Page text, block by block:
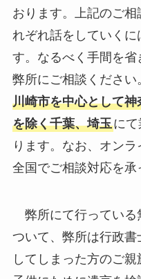
おります。上記のご
れぞれ話をしていくに
す。なるべく手間を
弊所にご相談ください
川崎市を中心として
を除く千葉、埼玉にて
ります。なお、オン
全国でご相談対応を承
弊所にて行っている
ついて、弊所は行政
してしまった方のご親